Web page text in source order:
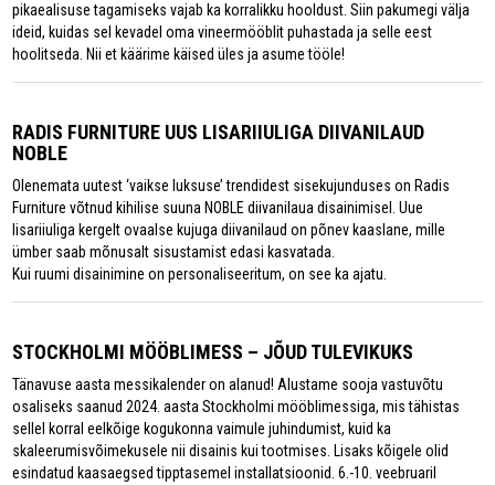
pikaealisuse tagamiseks vajab ka korralikku hooldust. Siin pakumegi välja
ideid, kuidas sel kevadel oma vineermööblit puhastada ja selle eest
hoolitseda. Nii et käärime käised üles ja asume tööle!
RADIS FURNITURE UUS LISARIIULIGA DIIVANILAUD
NOBLE
Olenemata uutest ‘vaikse luksuse’ trendidest sisekujunduses on Radis
Furniture võtnud kihilise suuna NOBLE diivanilaua disainimisel. Uue
lisariiuliga kergelt ovaalse kujuga diivanilaud on põnev kaaslane, mille
ümber saab mõnusalt sisustamist edasi kasvatada.
Kui ruumi disainimine on personaliseeritum, on see ka ajatu.
STOCKHOLMI MÖÖBLIMESS – JÕUD TULEVIKUKS
Tänavuse aasta messikalender on alanud! Alustame sooja vastuvõtu
osaliseks saanud 2024. aasta Stockholmi mööblimessiga, mis tähistas
sellel korral eelkõige kogukonna vaimule juhindumist, kuid ka
skaleerumisvõimekusele nii disainis kui tootmises. Lisaks kõigele olid
esindatud kaasaegsed tipptasemel installatsioonid. 6.-10. veebruaril